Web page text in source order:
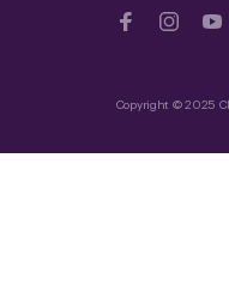
Copyright © 2025